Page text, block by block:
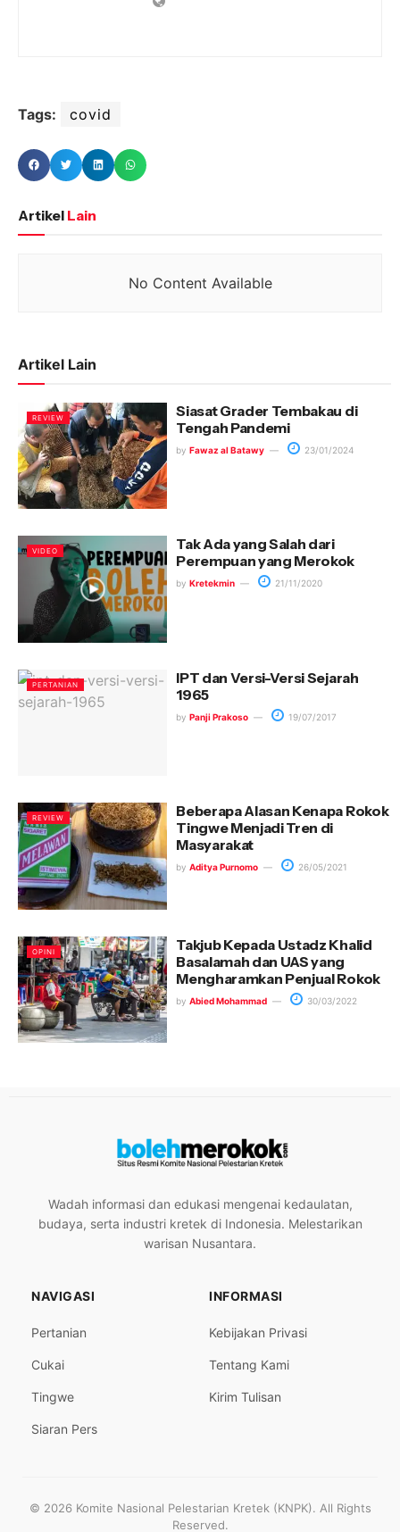
Tags: covid
Artikel Lain
No Content Available
Artikel Lain
REVIEW
Siasat Grader Tembakau di
Tengah Pandemi
by Fawaz al Batawy 23/01/2024
VIDEO
Tak Ada yang Salah dari
Perempuan yang Merokok
by Kretekmin 21/11/2020
PERTANIAN
IPT dan Versi-Versi Sejarah
1965
by Panji Prakoso 19/07/2017
REVIEW
Beberapa Alasan Kenapa Rokok
Tingwe Menjadi Tren di
Masyarakat
by Aditya Purnomo 26/05/2021
OPINI
Takjub Kepada Ustadz Khalid
Basalamah dan UAS yang
Mengharamkan Penjual Rokok
by Abied Mohammad 30/03/2022
Wadah informasi dan edukasi mengenai kedaulatan,
budaya, serta industri kretek di Indonesia. Melestarikan
warisan Nusantara.
NAVIGASI
Pertanian
Cukai
Tingwe
Siaran Pers
INFORMASI
Kebijakan Privasi
Tentang Kami
Kirim Tulisan
© 2026 Komite Nasional Pelestarian Kretek (KNPK). All Rights
Reserved.